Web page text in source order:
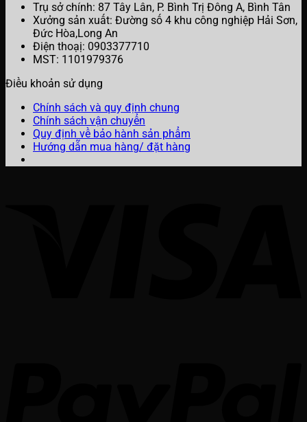
Trụ sở chính: 87 Tây Lân, P. Bình Trị Đông A, Bình Tân
Xưởng sản xuất: Đường số 4 khu công nghiệp Hải Sơn,
Đức Hòa,Long An
Điện thoạị: 0903377710
MST: 1101979376
Điều khoản sử dụng
Chính sách và quy định chung
Chính sách vận chuyển
Quy định về bảo hành sản phẩm
Hướng dẫn mua hàng/ đặt hàng